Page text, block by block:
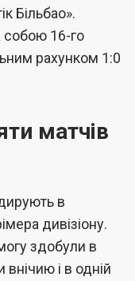
Більбао».
собою 16-го
рахунком 1:0
матчів
в
дивізіону.
здобули в
і в одній